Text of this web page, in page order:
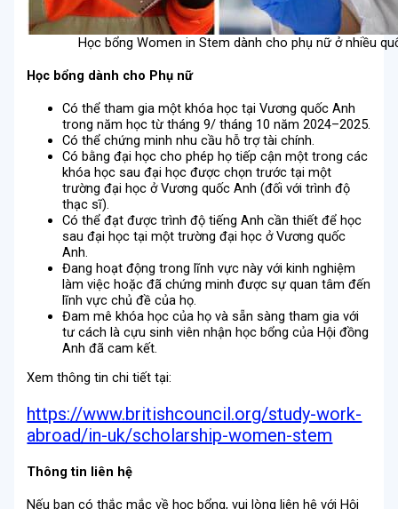
Học bổng Women in Stem dành cho phụ nữ ở nhiều
Học bổng dành cho Phụ nữ
Có thể tham gia một khóa học tại Vương quốc Anh
trong năm học từ tháng 9/ tháng 10 năm 2024–2025.
Có thể chứng minh nhu cầu hỗ trợ tài chính.
Có bằng đại học cho phép họ tiếp cận một trong các
khóa học sau đại học được chọn trước tại một
trường đại học ở Vương quốc Anh (đối với trình độ
thạc sĩ).
Có thể đạt được trình độ tiếng Anh cần thiết để học
sau đại học tại một trường đại học ở Vương quốc
Anh.
Đang hoạt động trong lĩnh vực này với kinh nghiệm
làm việc hoặc đã chứng minh được sự quan tâm đến
lĩnh vực chủ đề của họ.
Đam mê khóa học của họ và sẵn sàng tham gia với
tư cách là cựu sinh viên nhận học bổng của Hội đồng
Anh đã cam kết.
​Xem thông tin chi tiết tại:
https://www.britishcouncil.org/study-work-
abroad/in-uk/scholarship-women-stem
Thông tin liên hệ
Nếu bạn có thắc mắc về học bổng, vui lòng liên hệ với Hội